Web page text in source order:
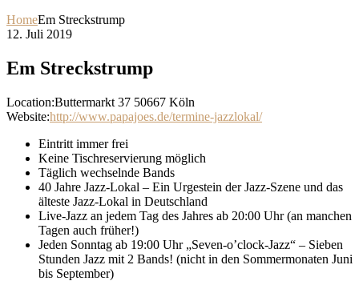
HomeEm Streckstrump
12. Juli 2019
Em Streckstrump
Location:Buttermarkt 37 50667 Köln
Website:http://www.papajoes.de/termine-jazzlokal/
Eintritt immer frei
Keine Tischreservierung möglich
Täglich wechselnde Bands
40 Jahre Jazz-Lokal – Ein Urgestein der Jazz-Szene und das
älteste Jazz-Lokal in Deutschland
Live-Jazz an jedem Tag des Jahres ab 20:00 Uhr (an manchen
Tagen auch früher!)
Jeden Sonntag ab 19:00 Uhr „Seven-o’clock-Jazz“ – Sieben
Stunden Jazz mit 2 Bands! (nicht in den Sommermonaten Juni
bis September)